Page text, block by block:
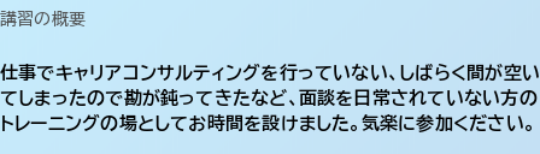
サービス
講習の概要
仕事でキャリアコンサルティングを行っていない、しばらく間が空い
てしまったので勘が鈍ってきたなど、面談を日常されていない方の
トレーニングの場としてお時間を設けました。気楽に参加ください。